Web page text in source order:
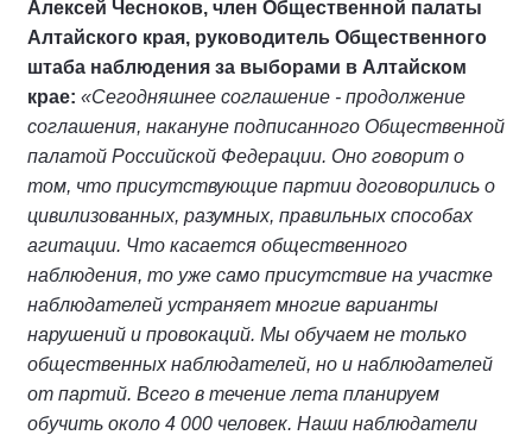
Алексей Чесноков, член Общественной палаты
Алтайского края, руководитель Общественного
штаба наблюдения за выборами в Алтайском
крае: «Сегодняшнее соглашение - продолжение
соглашения, накануне подписанного Общественной
палатой Российской Федерации. Оно говорит о
том, что присутствующие партии договорились о
цивилизованных, разумных, правильных способах
агитации. Что касается общественного
наблюдения, то уже само присутствие на участке
наблюдателей устраняет многие варианты
нарушений и провокаций. Мы обучаем не только
общественных наблюдателей, но и наблюдателей
от партий. Всего в течение лета планируем
обучить около 4 000 человек. Наши наблюдатели